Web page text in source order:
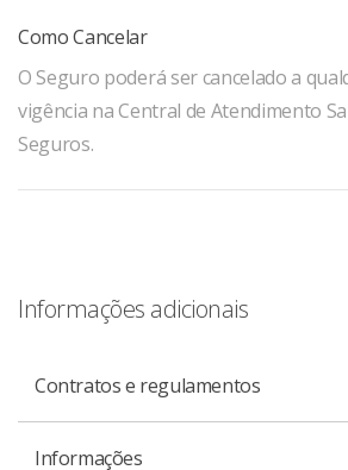
Como Cancelar
O Seguro poderá ser cancelado a
vigência na Central de Atendimento
Seguros.
Informações adicionais
Contratos e regulamentos
Informações